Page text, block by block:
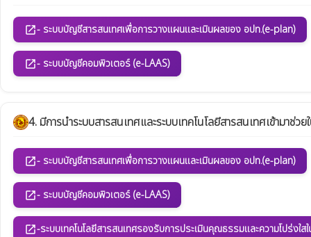
open_in_new- ระบบบัญชีสารสนเทศเพื่อการวางแผนและเมินผลของ อปท.(e-plan)
open_in_new- ระบบบัญชีคอมพิวเตอร์ (e-LAAS)
4. มีการนำระบบสารสนเทศและระบบเทคโนโลยีสารสนเทศเข้ามาช่ว
open_in_new- ระบบบัญชีสารสนเทศเพื่อการวางแผนและเมินผลของ อปท.(e-plan)
open_in_new- ระบบบัญชีคอมพิวเตอร์ (e-LAAS)
open_in_new-ระบบเทคโนโลยีสารสนเทศรองรับการประเมินคุณธรรมและความโปร่งใ